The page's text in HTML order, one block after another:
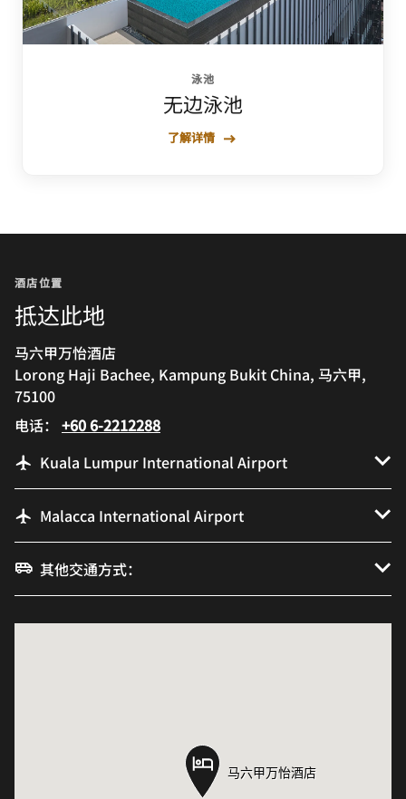
泳池
无边泳池
了解详情
酒店位置
抵达此地
马六甲万怡酒店
Lorong Haji Bachee, Kampung Bukit China, 马六甲,
75100
电话： +60 6-2212288
Kuala Lumpur International Airport
Malacca International Airport
其他交通方式：
马六甲万怡酒店
马六甲万怡酒店